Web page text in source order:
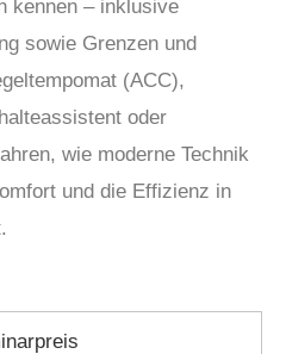
kennen – inklusive
sowie Grenzen und
(ACC),
oder
wie moderne Technik
und die Effizienz in